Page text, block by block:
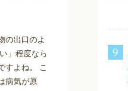
の出口のよ
」程度なら
すよね。 こ
病気が原